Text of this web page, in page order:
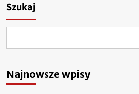
Szukaj
Najnowsze wpisy